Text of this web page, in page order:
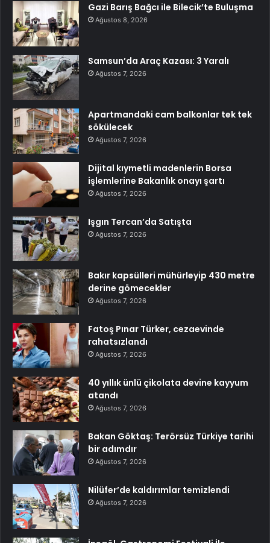
Gazi Barış Bağcı ile Bilecik’te Buluşma
Ağustos 8, 2026
Samsun’da Araç Kazası: 3 Yaralı
Ağustos 7, 2026
Apartmandaki cam balkonlar tek tek
sökülecek
Ağustos 7, 2026
Dijital kıymetli madenlerin Borsa
işlemlerine Bakanlık onayı şartı
Ağustos 7, 2026
Işgın Tercan’da Satışta
Ağustos 7, 2026
Bakır kapsülleri mühürleyip 430 metre
derine gömecekler
Ağustos 7, 2026
Fatoş Pınar Türker, cezaevinde
rahatsızlandı
Ağustos 7, 2026
40 yıllık ünlü çikolata devine kayyum
atandı
Ağustos 7, 2026
Bakan Göktaş: Terörsüz Türkiye tarihi
bir adımdır
Ağustos 7, 2026
Nilüfer’de kaldırımlar temizlendi
Ağustos 7, 2026